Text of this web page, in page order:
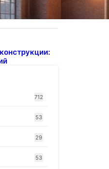
712
53
29
53